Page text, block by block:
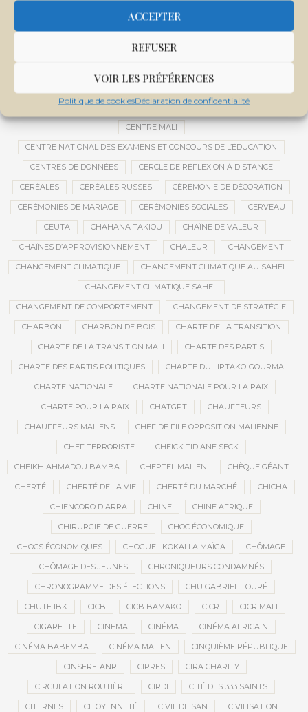
ACCEPTER
REFUSER
VOIR LES PRÉFÉRENCES
Politique de cookiesDéclaration de confidentialité
CENTRALE SOLAIRE DE SANANKOROBA
CENTRE INTERNATIONAL DE CONFÉRENCES DE BAMAKO
CENTRE MALI
CENTRE NATIONAL DES EXAMENS ET CONCOURS DE L’ÉDUCATION
CENTRES DE DONNÉES CERCLE DE RÉFLEXION À DISTANCE
CÉRÉALES CÉRÉALES RUSSES CÉRÉMONIE DE DÉCORATION
CÉRÉMONIES DE MARIAGE CÉRÉMONIES SOCIALES CERVEAU
CEUTA CHAHANA TAKIOU CHAÎNE DE VALEUR
CHAÎNES D’APPROVISIONNEMENT CHALEUR CHANGEMENT
CHANGEMENT CLIMATIQUE CHANGEMENT CLIMATIQUE AU SAHEL
CHANGEMENT CLIMATIQUE SAHEL
CHANGEMENT DE COMPORTEMENT CHANGEMENT DE STRATÉGIE
CHARBON CHARBON DE BOIS CHARTE DE LA TRANSITION
CHARTE DE LA TRANSITION MALI CHARTE DES PARTIS
CHARTE DES PARTIS POLITIQUES CHARTE DU LIPTAKO-GOURMA
CHARTE NATIONALE CHARTE NATIONALE POUR LA PAIX
CHARTE POUR LA PAIX CHATGPT CHAUFFEURS
CHAUFFEURS MALIENS CHEF DE FILE OPPOSITION MALIENNE
CHEF TERRORISTE CHEICK TIDIANE SECK
CHEIKH AHMADOU BAMBA CHEPTEL MALIEN CHÈQUE GÉANT
CHERTÉ CHERTÉ DE LA VIE CHERTÉ DU MARCHÉ CHICHA
CHIENCORO DIARRA CHINE CHINE AFRIQUE
CHIRURGIE DE GUERRE CHOC ÉCONOMIQUE
CHOCS ÉCONOMIQUES CHOGUEL KOKALLA MAÏGA CHÔMAGE
CHÔMAGE DES JEUNES CHRONIQUEURS CONDAMNÉS
CHRONOGRAMME DES ÉLECTIONS CHU GABRIEL TOURÉ
CHUTE IBK CICB CICB BAMAKO CICR CICR MALI
CIGARETTE CINEMA CINÉMA CINÉMA AFRICAIN
CINÉMA BABEMBA CINÉMA MALIEN CINQUIÈME RÉPUBLIQUE
CINSERE-ANR CIPRES CIRA CHARITY
CIRCULATION ROUTIÈRE CIRDI CITÉ DES 333 SAINTS
CITERNES CITOYENNETÉ CIVIL DE SAN CIVILISATION